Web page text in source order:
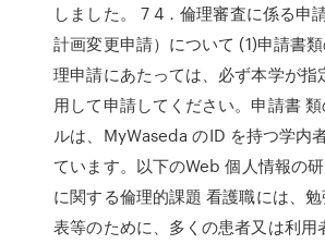
しました。 7 4．倫理審査に係る申
計画変更申請）について (1)申請書
理申請にあたっては、必ず本学が指
用して申請してください。申請書
ルは、MyWaseda のID を持つ学内
ています。以下のWeb 個人情報の
に関する倫理的課題 看護職には、
表等のために、多くの患者又は利用